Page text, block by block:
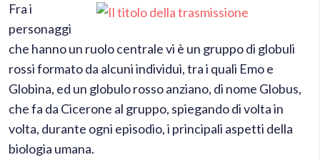
Fra i
personaggi
che hanno un ruolo centrale vi è un gruppo di globuli
rossi formato da alcuni individui, tra i quali Emo e
Globina, ed un globulo rosso anziano, di nome Globus,
che fa da Cicerone al gruppo, spiegando di volta in
volta, durante ogni episodio, i principali aspetti della
biologia umana.